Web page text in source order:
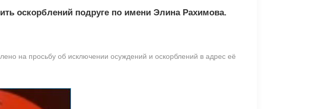
оскорблений подруге по имени Элина Рахимова.
на просьбу об исключении осуждений и оскорблений в адрес её